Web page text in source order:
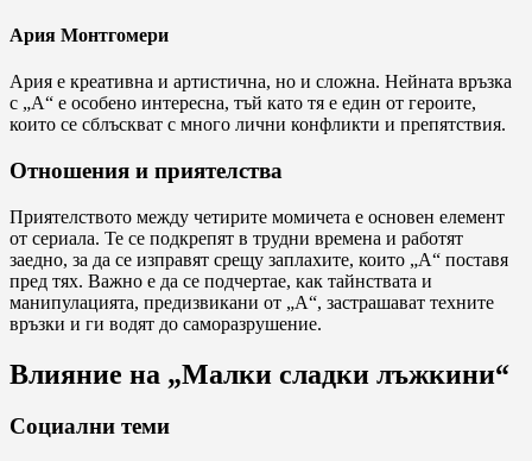
Ария Монтгомери
Ария е креативна и артистична, но и сложна. Нейната връзка
с „А“ е особено интересна, тъй като тя е един от героите,
които се сблъскват с много лични конфликти и препятствия.
Отношения и приятелства
Приятелството между четирите момичета е основен елемент
от сериала. Те се подкрепят в трудни времена и работят
заедно, за да се изправят срещу заплахите, които „А“ поставя
пред тях. Важно е да се подчертае, как тайнствата и
манипулацията, предизвикани от „А“, застрашават техните
връзки и ги водят до саморазрушение.
Влияние на „Малки сладки лъжкини“
Социални теми